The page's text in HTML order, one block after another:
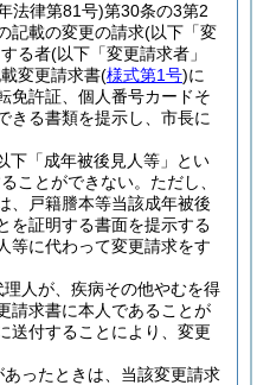
法律第81号)第30条の3第2
記載の変更の請求(以下「変
る者(以下「変更請求者」
変更請求書(様式第1号)に
免許証、個人番号カードそ
きる書類を提示し、市長に
下「成年被後見人等」とい
ことができない。 ただし、
、戸籍謄本等当該成年被後
を証明する書面を提示する
等に代わって変更請求をす
理人が、疾病その他やむを得
請求書に本人であることが
送付することにより、変更
ったときは、当該変更請求